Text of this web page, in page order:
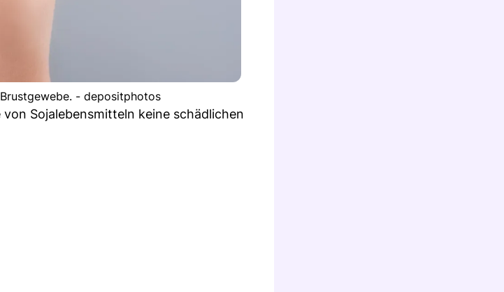
- depositphotos
Sojalebensmitteln keine schädlichen